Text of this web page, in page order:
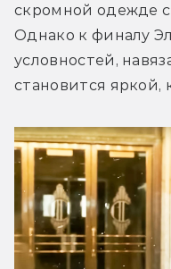
скромной одежде
Однако к финалу
условностей,
становится яркой,